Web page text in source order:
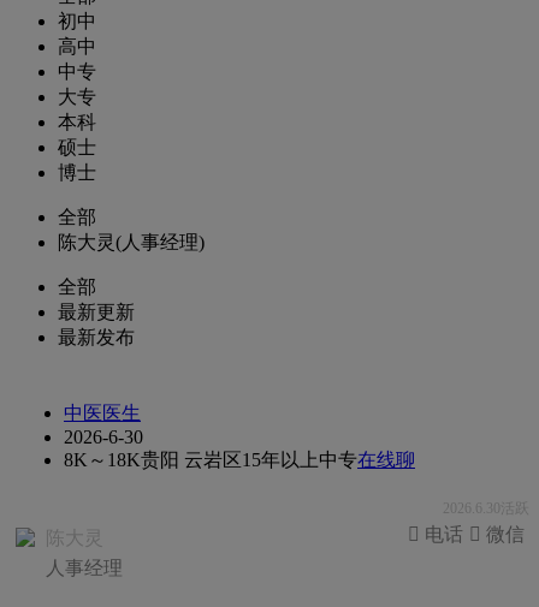
初中
高中
中专
大专
本科
硕士
博士
全部
陈大灵(人事经理)
全部
最新更新
最新发布
中医医生
2026-6-30
8K～18K贵阳 云岩区15年以上中专在线聊
2026.6.30活跃
陈大灵
人事经理
 微信
 电话